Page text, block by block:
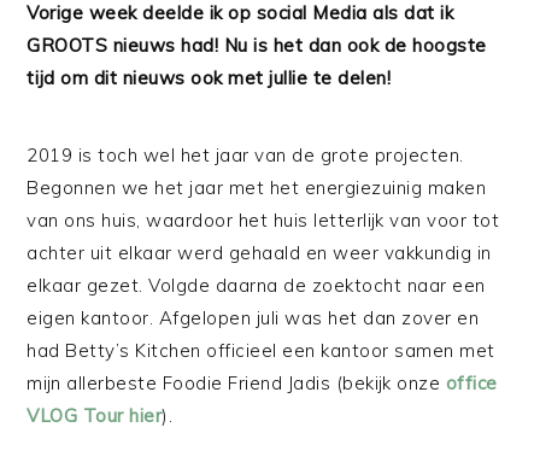
Vorige week deelde ik op social Media als dat ik
GROOTS nieuws had! Nu is het dan ook de hoogste
tijd om dit nieuws ook met jullie te delen!
2019 is toch wel het jaar van de grote projecten.
Begonnen we het jaar met het energiezuinig maken
van ons huis, waardoor het huis letterlijk van voor tot
achter uit elkaar werd gehaald en weer vakkundig in
elkaar gezet. Volgde daarna de zoektocht naar een
eigen kantoor. Afgelopen juli was het dan zover en
had Betty’s Kitchen officieel een kantoor samen met
mijn allerbeste Foodie Friend Jadis (bekijk onze office
VLOG Tour hier).